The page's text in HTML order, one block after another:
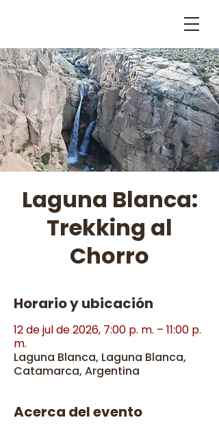
Laguna Blanca:
Trekking al
Chorro
Horario y ubicación
12 de jul de 2026, 7:00 p. m. – 11:00 p.
m.
Laguna Blanca, Laguna Blanca,
Catamarca, Argentina
Acerca del evento